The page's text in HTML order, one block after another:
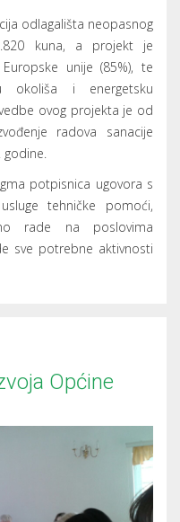
odlagališta neopasnog
kuna, a projekt je
unije (85%), te
okoliša i energetsku
ovog projekta je od
radova sanacije
potpisnica ugovora s
tehničke pomoći,
rade na poslovima
sve potrebne aktivnosti
Općine